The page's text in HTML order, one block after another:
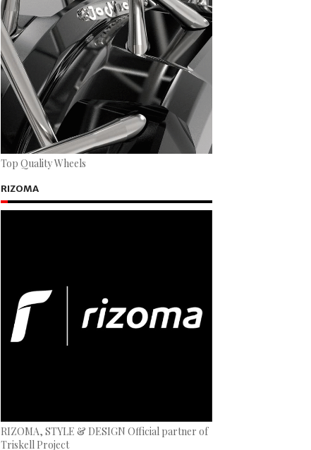
Top Quality Wheels
RIZOMA
RIZOMA, STYLE & DESIGN Official partner of
Triskell Project